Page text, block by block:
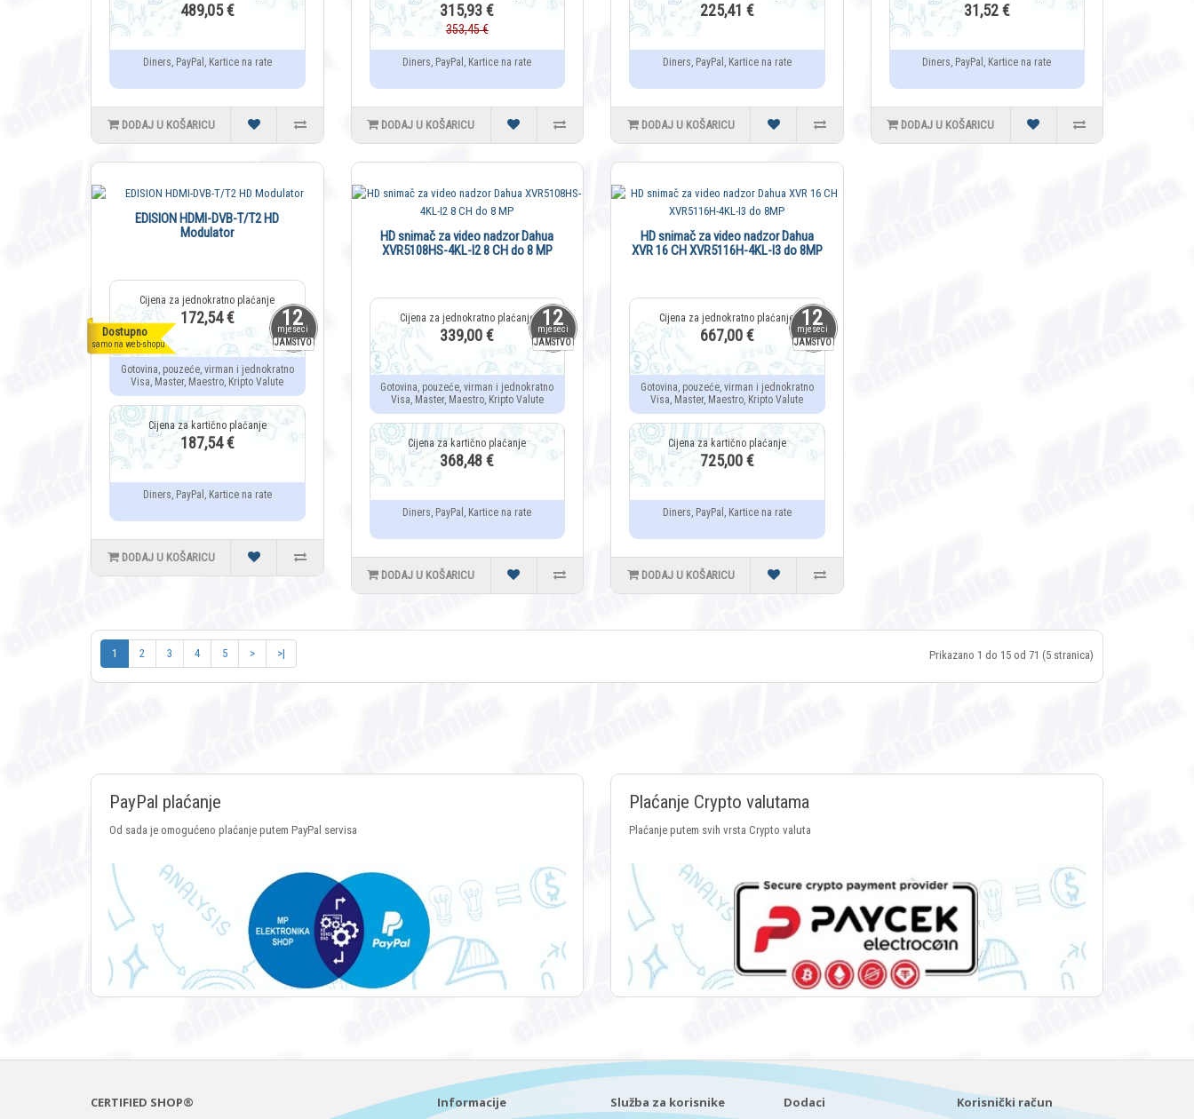
489,05 €
Diners, PayPal, Kartice na rate
DODAJ U KOŠARICU
315,93 €
353,45 €
Diners, PayPal, Kartice na rate
DODAJ U KOŠARICU
225,41 €
Diners, PayPal, Kartice na rate
DODAJ U KOŠARICU
31,52 €
Diners, PayPal, Kartice na rate
DODAJ U KOŠARICU
12
mjeseci
JAMSTVO
Dostupno
samo na web-shopu
EDISION HDMI-DVB-T/T2 HD
Modulator
172,54 €
Gotovina, pouzeće, virman i jednokratno
Visa, Master, Maestro, Kripto Valute
187,54 €
Diners, PayPal, Kartice na rate
DODAJ U KOŠARICU
12
mjeseci
JAMSTVO
HD snimač za video nadzor Dahua
XVR5108HS-4KL-I2 8 CH do 8 MP
339,00 €
Gotovina, pouzeće, virman i jednokratno
Visa, Master, Maestro, Kripto Valute
368,48 €
Diners, PayPal, Kartice na rate
DODAJ U KOŠARICU
12
mjeseci
JAMSTVO
HD snimač za video nadzor Dahua
XVR 16 CH XVR5116H-4KL-I3 do 8MP
667,00 €
Gotovina, pouzeće, virman i jednokratno
Visa, Master, Maestro, Kripto Valute
725,00 €
Diners, PayPal, Kartice na rate
DODAJ U KOŠARICU
1 2 3 4 5 > >| Prikazano 1 do 15 od 71 (5 stranica)
PayPal plaćanje
Od sada je omogućeno plaćanje putem PayPal servisa
Plaćanje Crypto valutama
Plaćanje putem svih vrsta Crypto valuta
CERTIFIED SHOP® Informacije Služba za korisnike Dodaci Korisnički račun